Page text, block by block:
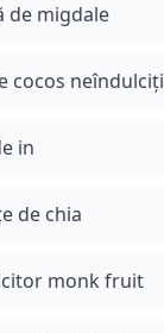
de migdale
cocos neîndulciți
in
de chia
monk fruit